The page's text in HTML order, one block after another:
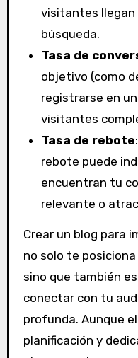
visitantes llegan
búsqueda.
Tasa de
objetivo (como
registrarse en
visitantes
Tasa de rebote
rebote puede
encuentran tu
relevante o
Crear un blog para
no solo te
sino que también
conectar con tu
profunda. Aunque
planificación y